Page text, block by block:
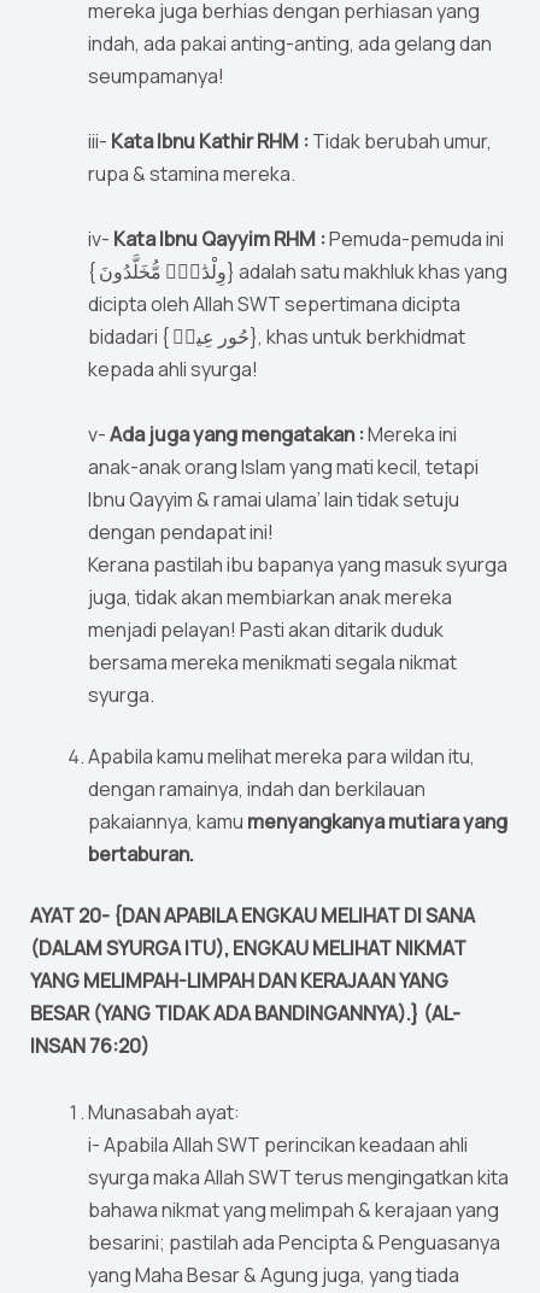
mereka juga berhias dengan perhiasan yang
indah, ada pakai anting-anting, ada gelang dan
seumpamanya!
iii- Kata Ibnu Kathir RHM :Tidak berubah umur,
rupa & stamina mereka.
iv- Kata Ibnu Qayyim RHM :Pemuda-pemuda ini
{ وِلْدَٰنٌۭ مُّخَلَّدُونَ} adalah satu makhluk khas yang
dicipta oleh Allah SWT sepertimana dicipta
bidadari { حُور عِينٖ}, khas untuk berkhidmat
kepada ahli syurga!
v-Ada juga yang mengatakan :Mereka ini
anak-anak orang Islam yang mati kecil, tetapi
Ibnu Qayyim & ramai ulama’ lain tidak setuju
dengan pendapat ini!
Kerana pastilah ibu bapanya yang masuk syurga
juga, tidak akan membiarkan anak mereka
menjadi pelayan! Pasti akan ditarik duduk
bersama mereka menikmati segala nikmat
syurga.
Apabila kamu melihat mereka para wildan itu,
dengan ramainya, indah dan berkilauan
pakaiannya, kamu menyangkanya mutiara yang
bertaburan.
AYAT 20- {DAN APABILA ENGKAU MELIHAT DI SANA
(DALAM SYURGA ITU), ENGKAU MELIHAT NIKMAT
YANG MELIMPAH-LIMPAH DAN KERAJAAN YANG
BESAR (YANG TIDAK ADA BANDINGANNYA).} (AL-
INSAN 76:20)
Munasabah ayat:
i- Apabila Allah SWT perincikan keadaan ahli
syurga maka Allah SWT terus mengingatkan kita
bahawa nikmat yang melimpah & kerajaan yang
besarini; pastilah ada Pencipta & Penguasanya
yang Maha Besar & Agung juga, yang tiada